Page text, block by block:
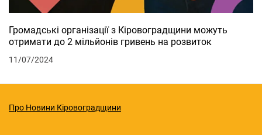
Громадські організації з Кіровоградщини можуть
отримати до 2 мільйонів гривень на розвиток
11/07/2024
Про Новини Кіровоградщини